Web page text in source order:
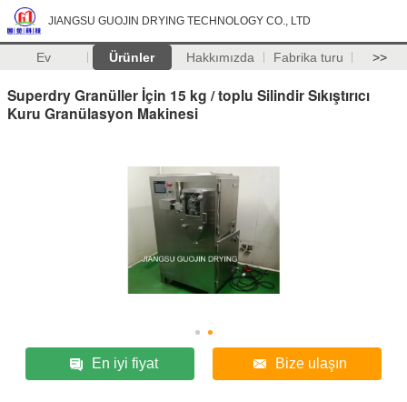
JIANGSU GUOJIN DRYING TECHNOLOGY CO., LTD
Ev Ürünler Hakkımızda Fabrika turu >>
Superdry Granüller İçin 15 kg / toplu Silindir Sıkıştırıcı
Kuru Granülasyon Makinesi
En iyi fiyat Bize ulaşın